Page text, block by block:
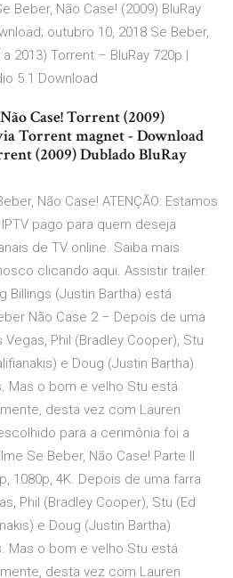
Beber, Não Case! (2009) BluRay
outubro 10, 2018 Se Beber,
2013) Torrent – BluRay 720p |
5.1 Download
Case! Torrent (2009)
Torrent magnet - Download
(2009) Dublado BluRay
Não Case! ATENÇÃO: Estamos
pago para quem deseja
de TV online. Saiba mais
clicando aqui. Assistir trailer.
Billings (Justin Bartha) está
Não Case 2 – Depois de uma
Phil (Bradley Cooper), Stu
e Doug (Justin Bartha)
Mas o bom e velho Stu está
desta vez com Lauren
para a cerimônia foi a
Se Beber, Não Case! Parte II
1080p, 4K. Depois de uma farra
Phil (Bradley Cooper), Stu (Ed
e Doug (Justin Bartha)
Mas o bom e velho Stu está
desta vez com Lauren